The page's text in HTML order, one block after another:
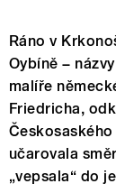
Ráno v
Oybíně −
malíře
Friedricha,
učarovala
„vepsala“ do